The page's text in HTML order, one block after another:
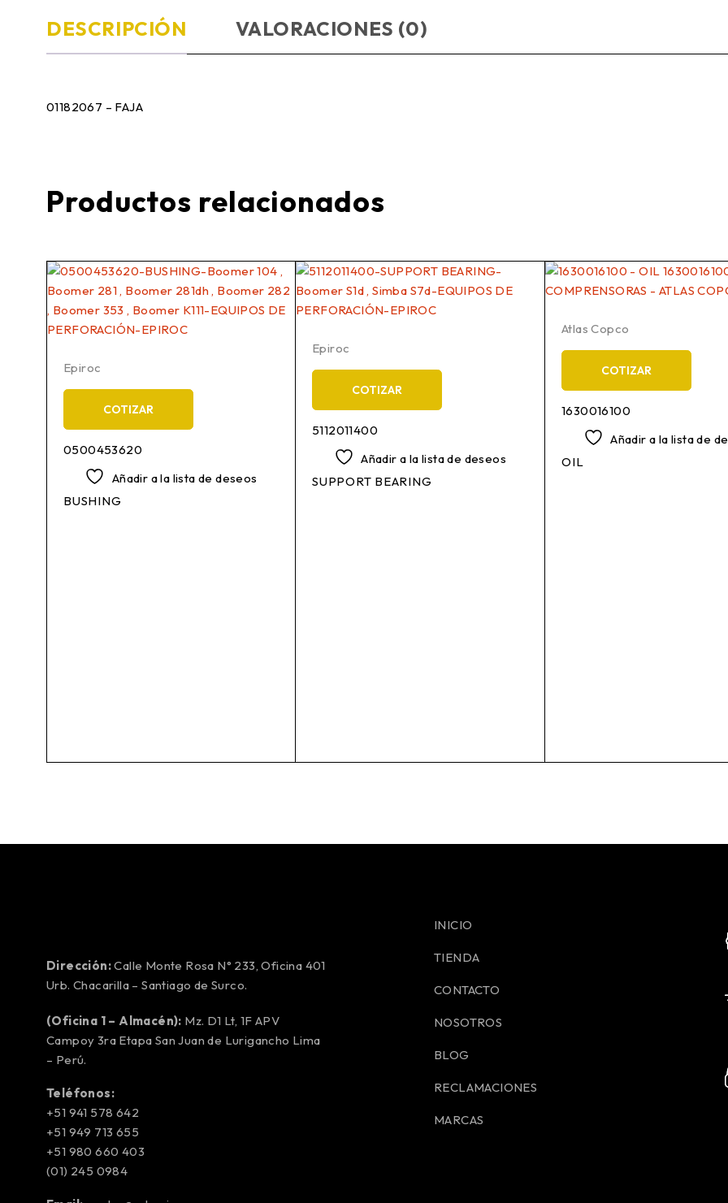
DESCRIPCIÓN VALORACIONES (0)
01182067 – FAJA
Productos relacionados
Epiroc
COTIZAR
0500453620
Añadir a la lista de deseos
BUSHING
Epiroc
COTIZAR
5112011400
Añadir a la lista de deseos
SUPPORT BEARING
Atlas Copco
COTIZAR
1630016100
Añadir a la lista de
OIL
Dirección:Calle Monte Rosa N° 233, Oficina 401
Urb. Chacarilla – Santiago de Surco.
(Oficina 1 – Almacén): Mz. D1 Lt, 1F APV
Campoy 3ra Etapa San Juan de Lurigancho Lima
– Perú.
Teléfonos:
+51 941 578 642
+51 949 713 655
+51 980 660 403
(01) 245 0984
INICIO
TIENDA
CONTACTO
NOSOTROS
BLOG
RECLAMACIONES
MARCAS